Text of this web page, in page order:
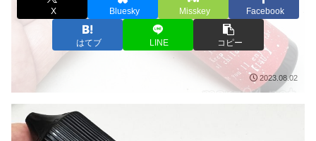
X Bluesky Misskey Facebook
はてブ LINE コピー
2023.08.02